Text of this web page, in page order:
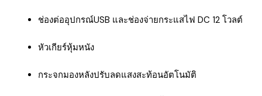
ช่องต่ออุปกรณ์USB และช่องจ่ายกระแสไฟ DC 12 โวลต์
หัวเกียร์หุ้มหนัง
กระจกมองหลังปรับลดแสงสะท้อนอัตโนมัติ